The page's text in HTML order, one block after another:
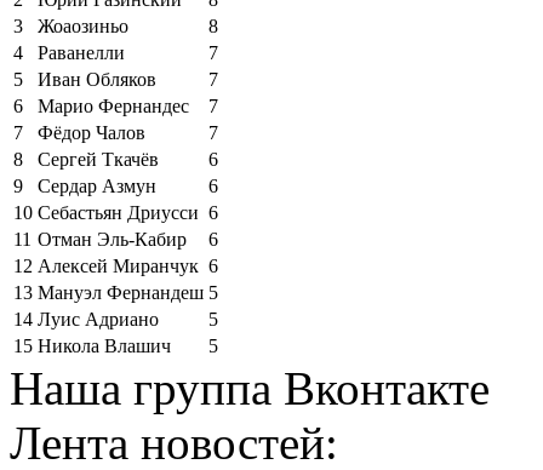
3
Жоаозиньо
8
4
Раванелли
7
5
Иван Обляков
7
6
Марио Фернандес
7
7
Фёдор Чалов
7
8
Сергей Ткачёв
6
9
Сердар Азмун
6
10 Себастьян Дриусси 6
11 Отман Эль-Кабир
6
12 Алексей Миранчук 6
13 Мануэл Фернандеш 5
14 Луис Адриано
5
15 Никола Влашич 5
Наша группа Вконтакте
Лента новостей: